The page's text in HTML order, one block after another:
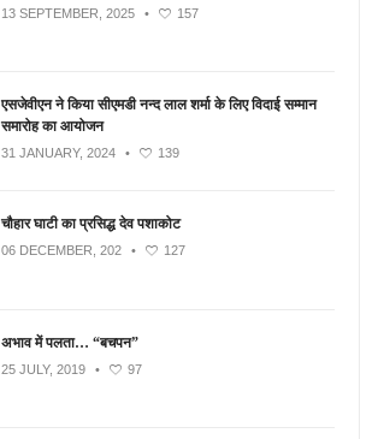
13 SEPTEMBER, 2025 • 157
एसजेवीएन ने किया सीएमडी नन्‍द लाल शर्मा के लिए विदाई सम्मान
समारोह का आयोजन
31 JANUARY, 2024 • 139
चौहार घाटी का प्रसिद्ध देव पशाकोट
06 DECEMBER, 202 • 127
अभाव में पलता… “बचपन”
25 JULY, 2019 • 97